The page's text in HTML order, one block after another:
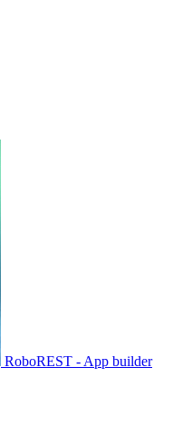
RoboREST - App builder